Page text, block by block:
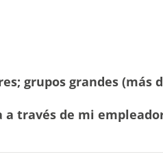
grupos grandes (más
través de mi